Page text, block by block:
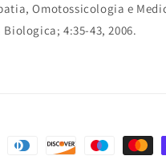
Omotossicologia e
Biologica; 4:35-43, 2006.